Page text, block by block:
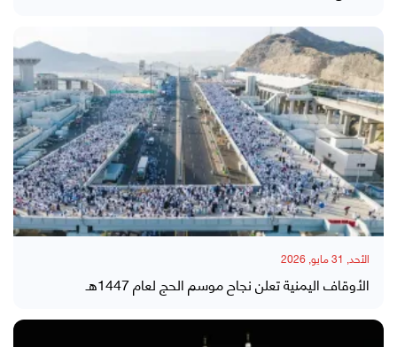
الأحد, 31 مايو, 2026
الأوقاف اليمنية تعلن نجاح موسم الحج لعام 1447هـ